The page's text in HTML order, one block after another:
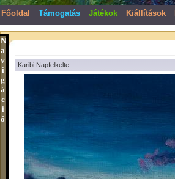
N
a
v
i
g
á
c
i
ó
Főoldal Támogatás Játékok Kiállítások
Karibi Napfelkelte